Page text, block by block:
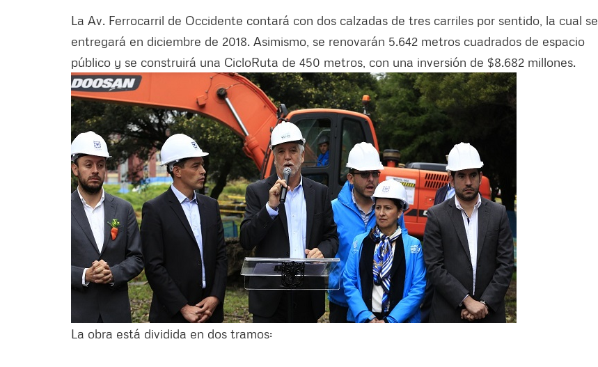
La Av. Ferrocarril de Occidente contará con dos calzadas de tres carriles por sentido, la cual se
entregará en diciembre de 2018. Asimismo, se renovarán 5.642 metros cuadrados de espacio
público y se construirá una CicloRuta de 450 metros, con una inversión de $8.682 millones.
La obra está dividida en dos tramos: